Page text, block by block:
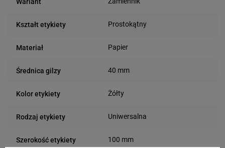
Kształt etykiety Prostokątny
Materiał Papier
Średnica gilzy 40 mm
Kolor etykiety Żółty
Rodzaj etykiety Uniwersalna
Szerokość etykiety 100 mm